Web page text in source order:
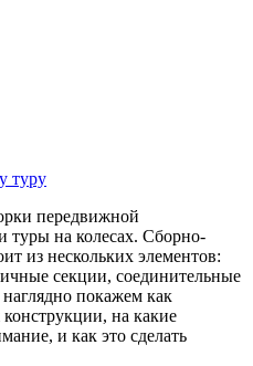
туру
передвижной
туры на колесах. Сборно-
из нескольких элементов:
секции, соединительные
покажем как
на какие
и как это сделать